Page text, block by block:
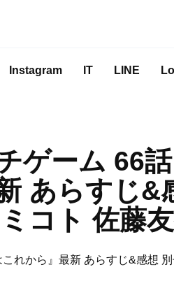
Instagram IT LINE
ゲーム 66
あらすじ&
コト 佐藤